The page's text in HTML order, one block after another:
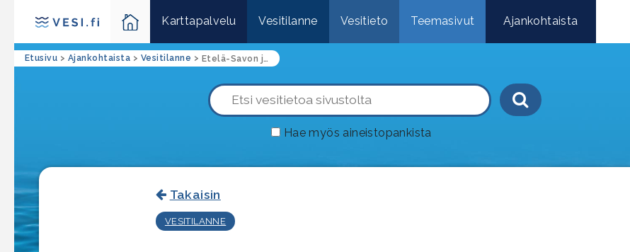
Karttapalvelu Vesitilanne Vesitieto Teemasivut Ajankohtaista
Etusivu > Ajankohtaista > Vesitilanne > Etelä-Savon järvien vedenkorkeudet keskimääräistä ylempänä, mutta laskusuunnassa
Haku-painike
Hae myös aineistopankista
Takaisin
VESITILANNE